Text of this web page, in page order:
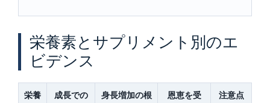
栄養素とサプリメント別のエ
ビデンス
栄養
成長での
身長増加の根
恩恵を受
注意点